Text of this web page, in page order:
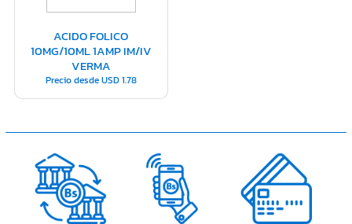
ACIDO FOLICO
10MG/10ML 1AMP IM/IV
VERMA
Precio desdeUSD1.78